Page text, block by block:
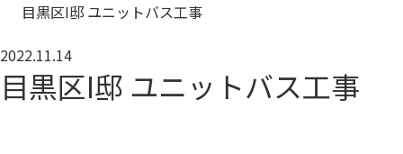
目黒区I邸 ユニットバス工事
2022.11.14
目黒区I邸 ユニットバス工事